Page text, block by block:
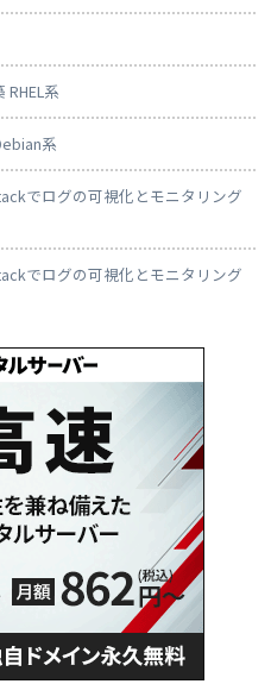
系
系
でログの可視化とモニタリング
でログの可視化とモニタリング